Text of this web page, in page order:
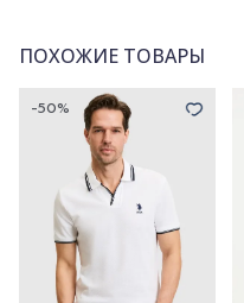
ПОХОЖИЕ ТОВАРЫ
-50%